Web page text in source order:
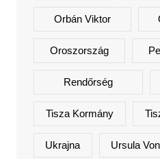
Orbán Viktor
Oroszország
Rendőrség
Tisza Kormány
Ukrajna Ursula